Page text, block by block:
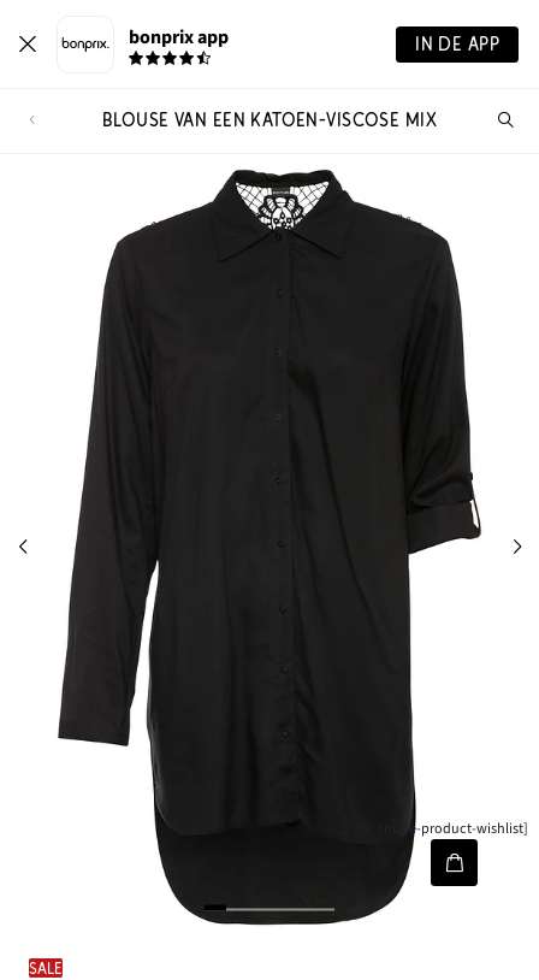
bonprix app IN DE APP
BLOUSE VAN EEN KATOEN-VISCOSE MIX
[node-product-wishlist]
SALE